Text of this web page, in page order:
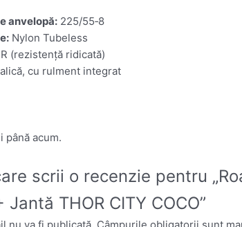
anvelopă: 225/55‑8
Nylon Tubeless
(rezistență ridicată)
cu rulment integrat
până acum.
scrii o recenzie pentru
THOR CITY COCO”